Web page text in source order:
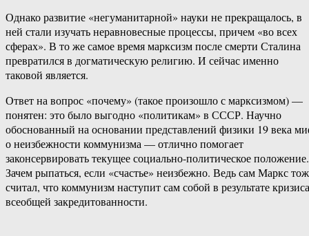
Однако развитие «негуманитарной» науки не прекращалось, в
ней стали изучать неравновесные процессы, причем «во всех
сферах». В то же самое время марксизм после смерти Сталина
превратился в догматическую религию. И сейчас именно
таковой является.
Ответ на вопрос «почему» (такое произошло с марксизмом) —
понятен: это было выгодно «политикам» в СССР. Научно
обоснованный на основании представлений физики 19 века
о неизбежности коммунизма — отлично помогает
законсервировать текущее социально-политическое положение.
Зачем рыпаться, если «счастье» неизбежно. Ведь сам Маркс
считал, что коммунизм наступит сам собой в результате кризиса
всеобщей закредитованности.